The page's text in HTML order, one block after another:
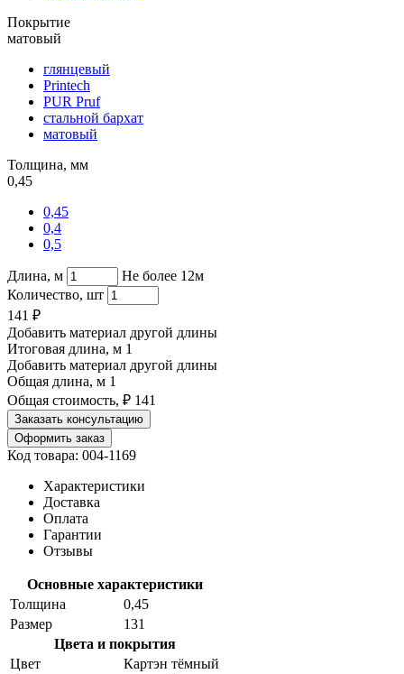
Покрытие
матовый
глянцевый
Printech
PUR Pruf
стальной бархат
матовый
Толщина, мм
0,45
0,45
0,4
0,5
Длина, м
Не более 12м
Количество, шт
141 ₽
Добавить материал другой длины
Итоговая длина, м 1
Добавить материал другой длины
Общая длина, м 1
Общая стоимость, ₽ 141
Заказать консультацию
Оформить заказ
Код товара: 004-1169
Характеристики
Доставка
Оплата
Гарантии
Отзывы
Основные характеристики
Толщина
0,45
Размер
131
Цвета и покрытия
Цвет
Картэн тёмный